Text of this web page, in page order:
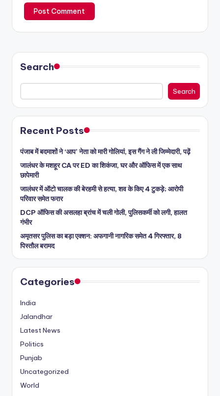
Search
Search
Recent Posts
पंजाब में बदमाशों ने ‘आप’ नेता को मारी गोलियां, इस गैंग ने ली जिम्मेदारी, पढ़ें
जालंधर के मशहूर CA पर ED का शिकंजा, घर और ऑफिस में एक साथ
छापेमारी
जालंधर में ऑटो चालक की बेरहमी से हत्या, शव के किए 4 टुकड़े; आरोपी
परिवार समेत फरार
DCP ऑफिस की असलहा ब्रांच में चली गोली, पुलिसकर्मी को लगी, हालत
गंभीर
अमृतसर पुलिस का बड़ा एक्शन: अफगानी नागरिक समेत 4 गिरफ्तार, 8
पिस्तौल बरामद
Categories
India
Jalandhar
Latest News
Politics
Punjab
Uncategorized
World